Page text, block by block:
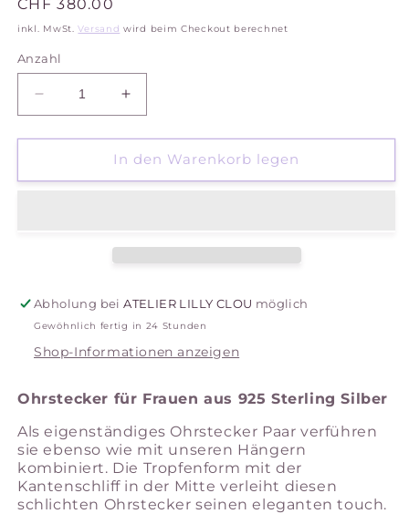
Normaler
Preis
CHF 380.00
inkl. MwSt.Versand wird beim Checkout berechnet
Anzahl
Verringere
die
Menge
Ohrstecker
Erhöhe
die
Menge
für
Ohrstecker
In den Warenkorb legen
Abholung beiATELIER LILLY CLOU möglich
Gewöhnlich fertig in 24 Stunden
Shop-Informationen anzeigen
Ohrstecker für Frauen aus 925 Sterling Silber
Als eigenständiges Ohrstecker Paar verführen
sie ebenso wie mit unseren Hängern
kombiniert. Die Tropfenform mit der
Kantenschliff in der Mitte verleiht diesen
schlichten Ohrstecker seinen eleganten touch.